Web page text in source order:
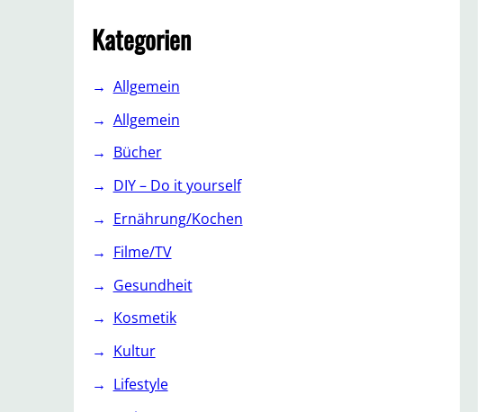
Kategorien
Allgemein
Allgemein
Bücher
DIY – Do it yourself
Ernährung/Kochen
Filme/TV
Gesundheit
Kosmetik
Kultur
Lifestyle